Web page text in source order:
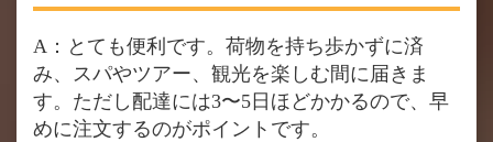
A：とても便利です。荷物を持ち歩かずに済
み、スパやツアー、観光を楽しむ間に届きま
す。ただし配達には3〜5日ほどかかるので、早
めに注文するのがポイントです。